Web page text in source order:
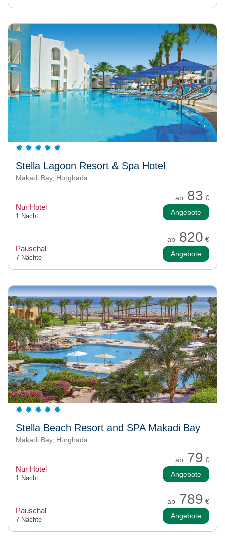
Stella Lagoon Resort & Spa Hotel
Makadi Bay, Hurghada
ab 83 €
Nur Hotel
1 Nacht Angebote
ab 820 €
Pauschal
7 Nächte Angebote
Stella Beach Resort and SPA Makadi Bay
Makadi Bay, Hurghada
ab 79 €
Nur Hotel
1 Nacht Angebote
ab 789 €
Pauschal
7 Nächte Angebote